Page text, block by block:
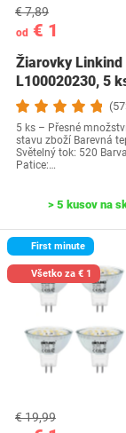
od € 1
€ 7,89
Žiarovky Linkind
L100020230, 5
5 ks – Přesné
stavu zboží Barevná
Světelný tok: 520
Patice:…
> 5 kusov na
First minute
Všetko za € 1
€ 19,99